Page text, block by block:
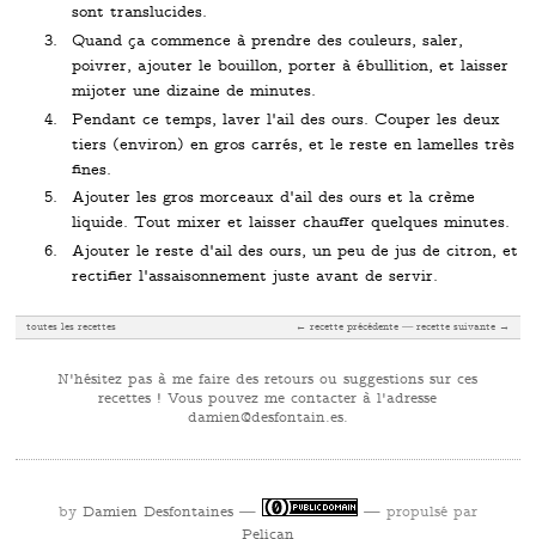
sont translucides.
Quand ça commence à prendre des couleurs, saler,
poivrer, ajouter le bouillon, porter à ébullition, et laisser
mijoter une dizaine de minutes.
Pendant ce temps, laver l'ail des ours. Couper les deux
tiers (environ) en gros carrés, et le reste en lamelles très
fines.
Ajouter les gros morceaux d'ail des ours et la crème
liquide. Tout mixer et laisser chauffer quelques minutes.
Ajouter le reste d'ail des ours, un peu de jus de citron, et
rectifier l'assaisonnement juste avant de servir.
← recette précédente recette suivante →
toutes les recettes
N'hésitez pas à me faire des retours ou suggestions sur ces
recettes ! Vous pouvez me contacter à l'adresse
se.niatnofsed@neimad.
by Damien Desfontaines —
— propulsé par
Pelican